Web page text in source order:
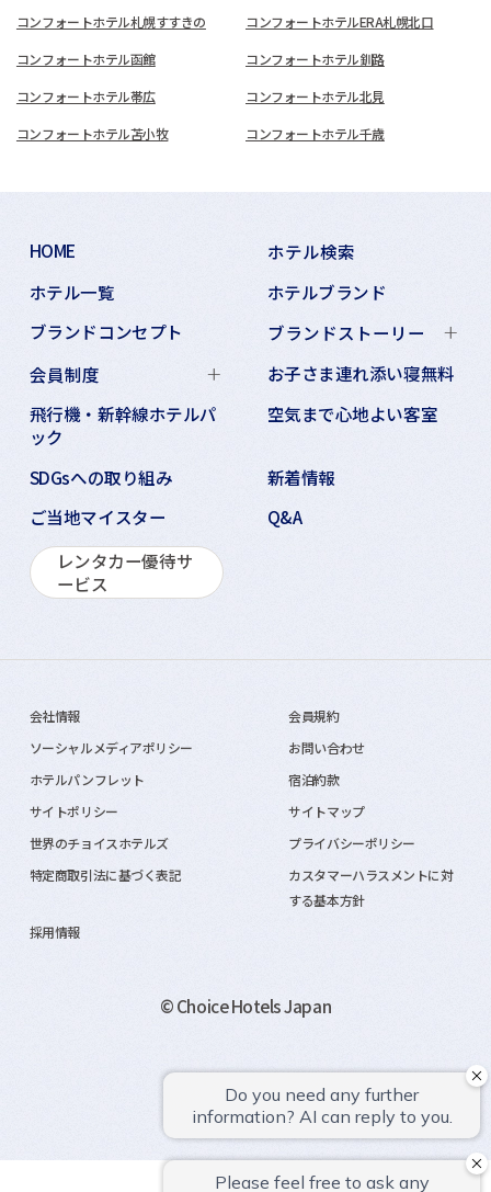
コンフォートホテル札幌すすきの コンフォートホテルERA札幌北口
コンフォートホテル函館 コンフォートホテル釧路
コンフォートホテル帯広 コンフォートホテル北見
コンフォートホテル苫小牧 コンフォートホテル千歳
HOME
ホテル検索
ホテル一覧
ホテルブランド
ブランドコンセプト
ブランドストーリー
会員制度
お子さま連れ添い寝無料
飛行機・新幹線ホテルパ
ック
空気まで心地よい客室
SDGsへの取り組み
新着情報
ご当地マイスター
Q&A
レンタカー優待サ
ービス
会社情報
会員規約
ソーシャルメディアポリシー
お問い合わせ
ホテルパンフレット
宿泊約款
サイトポリシー
サイトマップ
世界のチョイスホテルズ
プライバシーポリシー
特定商取引法に基づく表記
カスタマーハラスメントに対
する基本方針
採用情報
© Choice Hotels Japan